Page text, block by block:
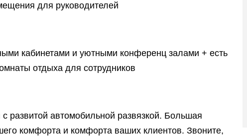
для руководителей
кабинетами и уютными конференц залами + есть
отдыха для сотрудников
развитой автомобильной развязкой. Большая
комфорта и комфорта ваших клиентов. Звоните,